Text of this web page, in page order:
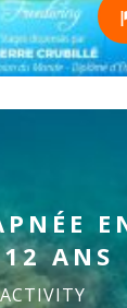
ANS
ACTIVITY